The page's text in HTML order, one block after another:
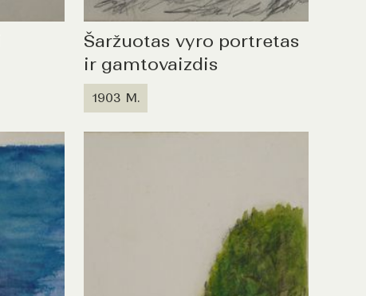
Šaržuotas vyro portretas
ir gamtovaizdis
1903 M.